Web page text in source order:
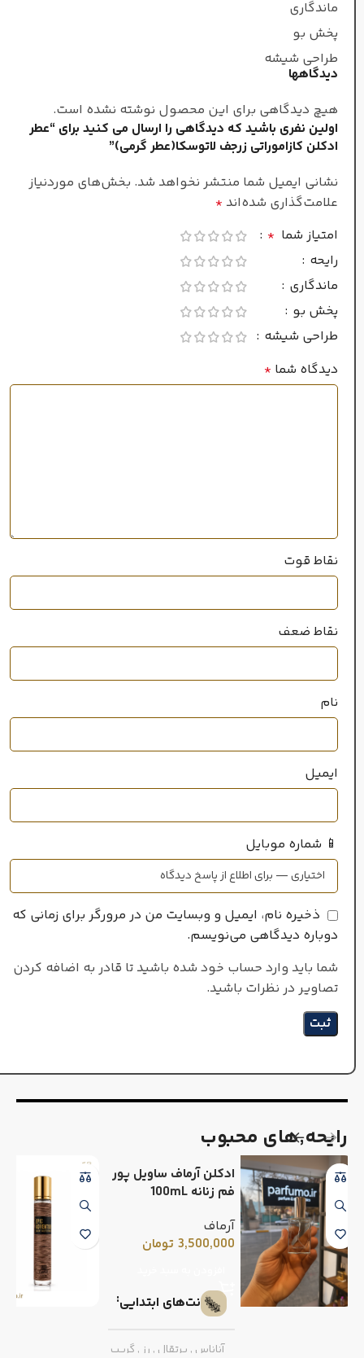
جنسیت
ادو تویلت
فصل
ماندگاری
حجم
ماندگاری
پخش بو
طراحی شیشه
دیدگاهها
هیچ دیدگاهی برای این محصول نوشته نشده است.
اولین نفری باشید که دیدگاهی را ارسال می کنید برای “عطر
ادکلن کازاموراتی زرجف لاتوسکا(عطر گرمی)”
نشانی ایمیل شما منتشر نخواهد شد. بخش‌های موردنیاز
علامت‌گذاری شده‌اند *
امتیاز شما *
رایحه
ماندگاری
پخش بو
طراحی شیشه
دیدگاه شما *
نقاط قوت
نقاط ضعف
نام
ایمیل
📱 شماره موبایل
ذخیره نام، ایمیل و وبسایت من در مرورگر برای زمانی که
دوباره دیدگاهی می‌نویسم.
شما باید وارد حساب خود شده باشید تا قادر به اضافه کردن
تصاویر در نظرات باشید.
رایحه٬های محبوب
ادکلن آرماف ساویل پور
فم زنانه 100mL
آرماف
3,500,000 تومان
نت‌های ابتدایی
آناناس , پرتقال , رز , گریپ